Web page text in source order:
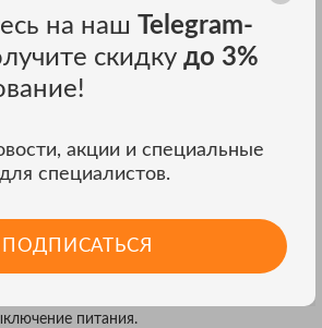
ИНФРАКРАСНОГО
ТЕМПЕРАТУРЫ МЕГЕОН
целеуказатель;
50:1;
показаний;
питания.
на наш Telegram-
скидку до 3%
акции и специальные
специалистов.
ПОДПИСАТЬСЯ